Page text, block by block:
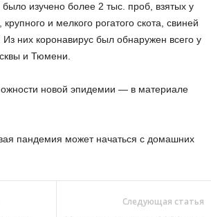
изучено более 2 тыс. проб, взятых у
и мелкого рогатого скота, свиней
Из них коронавирус был обнаружен всего у
и Тюмени.
новой эпидемии — в материале
пандемия может начаться с домашних
Следующая статья